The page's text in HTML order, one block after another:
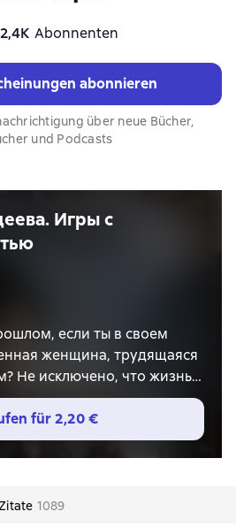
2,4К Abonnenten
abonnieren
über neue Bücher,
und Podcasts
Игры с
если ты в своем
женщина, трудящаяся
Не исключено, что жизнь
о которых ты
Возможно! Охотиться
А если вести с ними
в моем стиле!
чувствовала, что в них есть
für 2,20 €
1089